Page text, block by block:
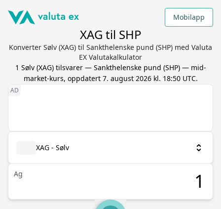
Mobilapp
XAG til SHP
Konverter Sølv (XAG) til Sankthelenske pund (SHP) med Valuta
EX Valutakalkulator
1 Sølv(XAG) tilsvarer — Sankthelenske pund (SHP) — mid-
market-kurs, oppdatert 7. august 2026 kl. 18:50 UTC.
XAG - Sølv
Ag